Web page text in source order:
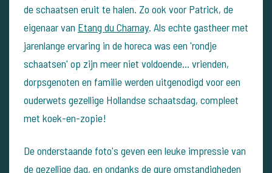
de schaatsen eruit te halen. Zo ook voor Patrick, de
eigenaar van Etang du Charnay. Als echte gastheer met
jarenlange ervaring in de horeca was een 'rondje
schaatsen' op zijn meer niet voldoende... vrienden,
dorpsgenoten en familie werden uitgenodigd voor een
ouderwets gezellige Hollandse schaatsdag, compleet
met koek-en-zopie!
De onderstaande foto's geven een leuke impressie van
de gezellige dag, en ondanks de gure omstandigheden